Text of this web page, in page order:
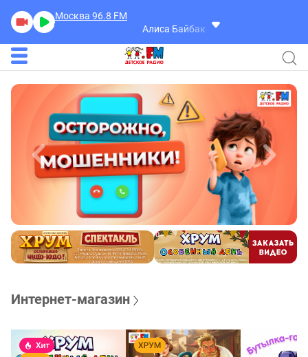
Москва 96.8 FM
Алиса Байбакова
Маленькая Леди
Интернет-магазин